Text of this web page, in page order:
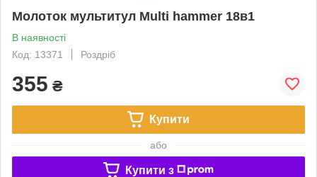
Молоток мультитул Multi hammer 18в1
В наявності
Код: 13371
Роздріб
355 ₴
Купити
або
Купити з